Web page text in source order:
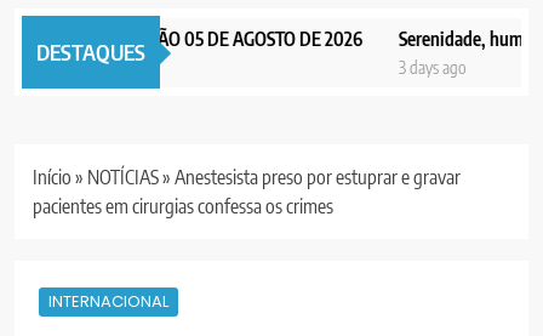
DESTAQUES
NOTICIAS EDIÇÃO 05 DE AGOSTO DE 2026
ago
Serenidade,
3 days ago
Início » NOTÍCIAS» Anestesista preso por estuprar e gravar
pacientes em cirurgias confessa os crimes
INTERNACIONAL